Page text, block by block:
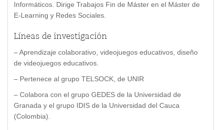
Informáticos. Dirige Trabajos Fin de Máster en el Máster de
E-Learning y Redes Sociales.
Líneas de investigación
– Aprendizaje colaborativo, videojuegos educativos, diseño
de videojuegos educativos.
– Pertenece al grupo TELSOCK, de UNIR
– Colabora con el grupo GEDES de la Universidad de
Granada y el grupo IDIS de la Universidad del Cauca
(Colombia).